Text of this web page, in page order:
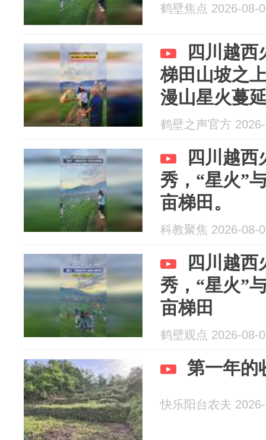
鹤壁焦点 2026-08-
四川越
梯田山坡之
漫山星火蔓
鹤壁之声官方
四川越西
秀，“星火”
亩梯田。
科教聚焦 2026-08-
四川越西
秀，“星火”
亩梯田
鹤壁观点 2026-08-
第一年的
快乐阳台农夫